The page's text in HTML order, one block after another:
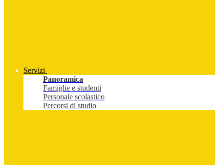
Servizi
Panoramica
Famiglie e studenti
Personale scolastico
Percorsi di studio